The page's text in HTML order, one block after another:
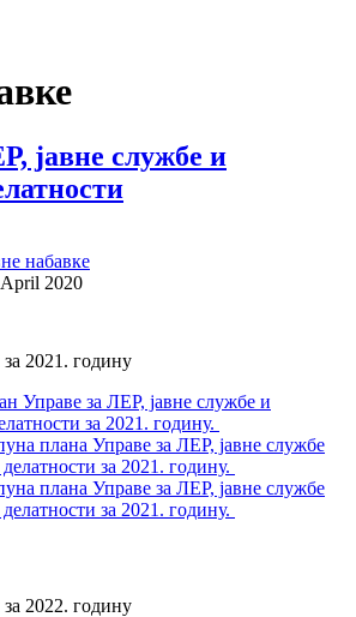
јавне службе и
набавке
2020
2021. годину
Управе за ЛЕР, јавне службе и
за 2021. годину.
плана Управе за ЛЕР, јавне службе
за 2021. годину.
плана Управе за ЛЕР, јавне службе
за 2021. годину.
2022. годину